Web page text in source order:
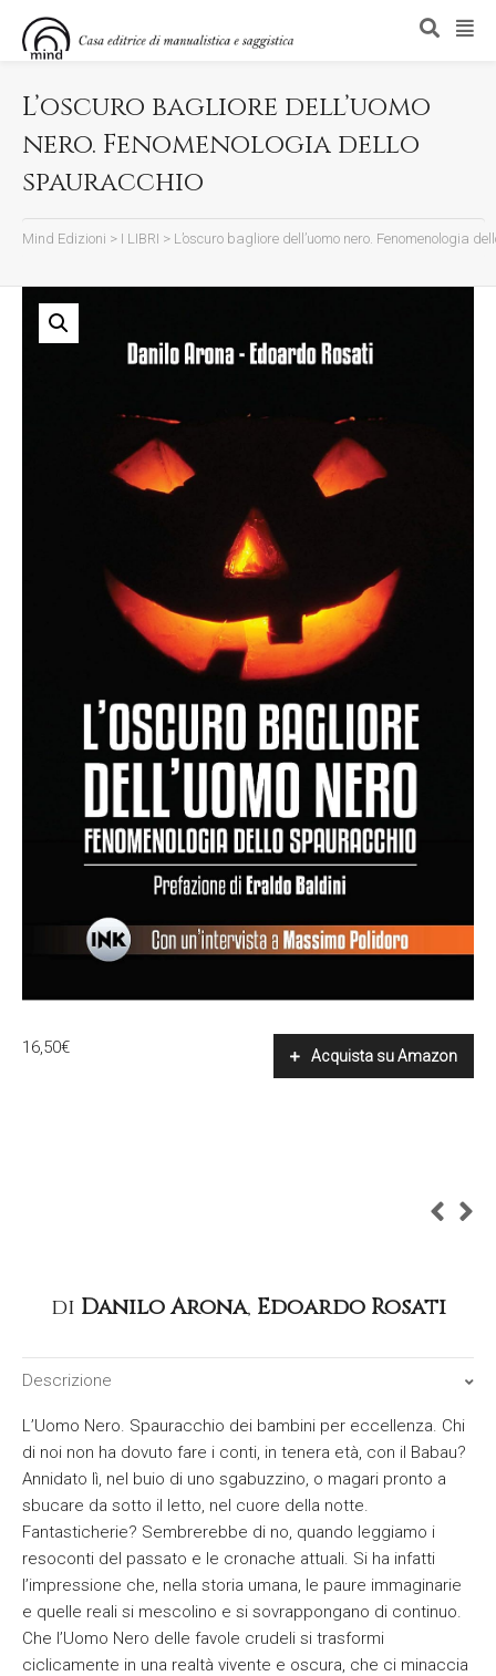
L’oscuro bagliore dell’uomo
nero. Fenomenologia dello
spauracchio
Mind Edizioni > I LIBRI > L’oscuro bagliore dell’uomo nero. Fenomenologia
16,50€ Acquista su Amazon
di Danilo Arona, Edoardo Rosati
Descrizione
L’Uomo Nero. Spauracchio dei bambini per eccellenza. Chi
di noi non ha dovuto fare i conti, in tenera età, con il Babau?
Annidato lì, nel buio di uno sgabuzzino, o magari pronto a
sbucare da sotto il letto, nel cuore della notte.
Fantasticherie? Sembrerebbe di no, quando leggiamo i
resoconti del passato e le cronache attuali. Si ha infatti
l’impressione che, nella storia umana, le paure immaginarie
e quelle reali si mescolino e si sovrappongano di continuo.
Che l’Uomo Nero delle favole crudeli si trasformi
ciclicamente in una realtà vivente e oscura, che ci minaccia